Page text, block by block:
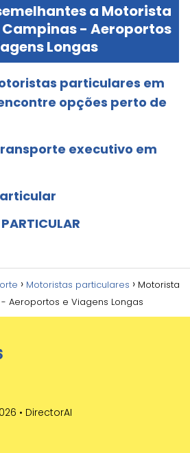
a Motorista
- Aeroportos
Longas
particulares em
opções perto de
executivo em
Motoristas particulares
Motorista
Aeroportos e Viagens Longas
• DirectorAI